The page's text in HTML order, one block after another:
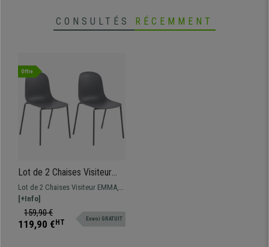
CONSULTÉS RÉCEMMENT
Offre
Lot de 2 Chaises Visiteur
EMMA, Confortable,
Polyvalente et Empilable,
Gris Foncé
Lot de 2 Chaises Visiteur EMMA,
un modèle au design exclusif,
parfaite si vous recherchez une
chaise pour votre extérieur et
[+Info]
159,90 €
119,90 € HT Envoi GRATUIT